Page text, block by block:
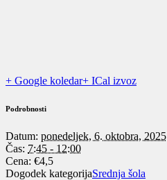
+ Google koledar+ ICal izvoz
Podrobnosti
Datum: ponedeljek, 6. oktobra, 2025
Čas: 7:45 - 12:00
Cena: €4,5
Dogodek kategorijaSrednja šola